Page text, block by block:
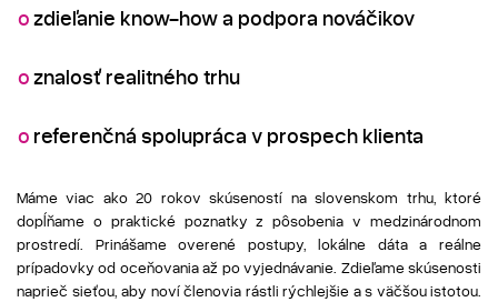
ozdieľanie know-how a podpora nováčikov
oznalosť realitného trhu
o referenčná spolupráca v prospech klienta
Máme viac ako 20 rokov skúseností na slovenskom trhu, ktoré
dopĺňame o praktické poznatky z pôsobenia v medzinárodnom
prostredí. Prinášame overené postupy, lokálne dáta a reálne
prípadovky od oceňovania až po vyjednávanie. Zdieľame skúsenosti
naprieč sieťou, aby noví členovia rástli rýchlejšie a s väčšou istotou.